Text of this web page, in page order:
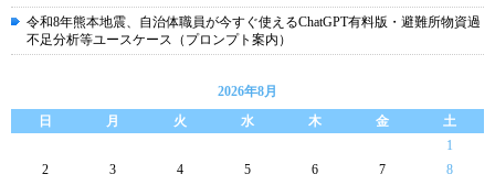
令和8年熊本地震、自治体職員が今すぐ使えるChatGPT有料版・避難所物資過
不足分析等ユースケース（プロンプト案内）
2026年8月
日
月 火 水 木 金
土
1
2
3 4 5 6 7
8